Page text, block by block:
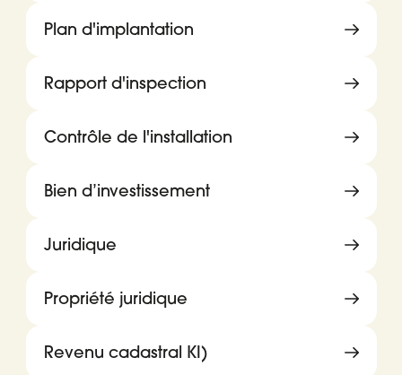
Plan d'implantation
Rapport d'inspection
Contrôle de l'installation
Bien d’investissement
Juridique
Propriété juridique
Revenu cadastral KI)